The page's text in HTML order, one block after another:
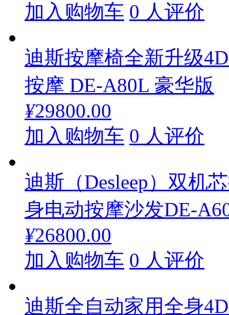
加入购物车 0 人评价
迪斯按摩椅全新升级
按摩 DE-A80L 豪华版
¥29800.00
加入购物车 0 人评价
迪斯（Desleep）双机
身电动按摩沙发DE-
¥26800.00
加入购物车 0 人评价
迪斯全自动家用全身